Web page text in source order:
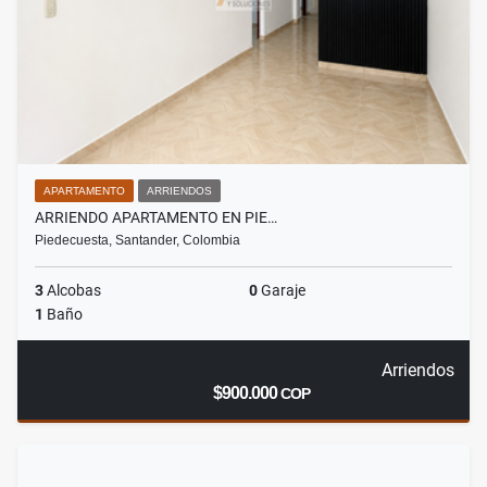
APARTAMENTO ARRIENDOS
ARRIENDO APARTAMENTO EN PIE…
Piedecuesta, Santander, Colombia
3Alcobas 0Garaje
1 Baño
Arriendos
$900.000COP